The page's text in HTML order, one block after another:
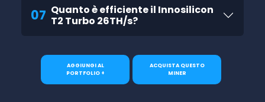
07 Quanto è efficiente il Innosilicon
T2 Turbo 26TH/s?
AGGIUNGI AL
PORTFOLIO +
ACQUISTA QUESTO
MINER